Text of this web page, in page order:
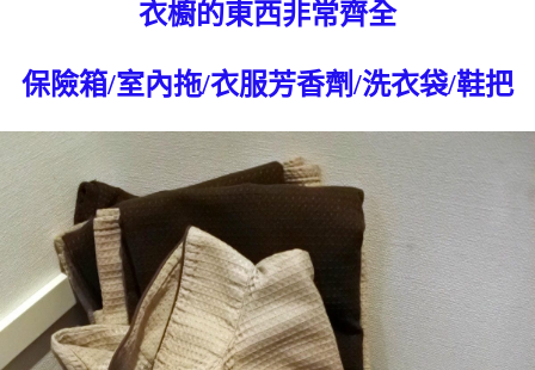
衣櫥的東西非常齊全
保險箱/室內拖/衣服芳香劑/洗衣袋/鞋把